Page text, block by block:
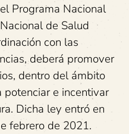
Programa Nacional
de Salud
con las
deberá promover
dentro del ámbito
potenciar e incentivar
Dicha ley entró en
febrero de 2021.